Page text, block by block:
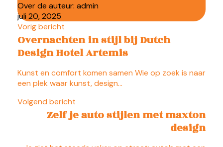
Over de auteur: admin
juli 20, 2025
Vorig bericht
Overnachten in stijl bij Dutch
Design Hotel Artemis
Kunst en comfort komen samen Wie op zoek is naar
een plek waar kunst, design…
Volgend bericht
Zelf je auto stijlen met maxton
design